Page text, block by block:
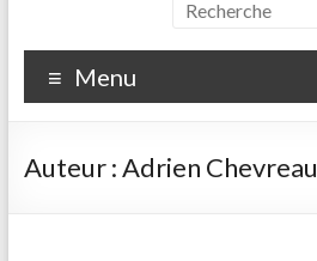
Menu
Auteur :Adrien Chevreau